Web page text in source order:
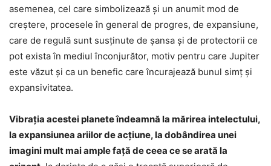
asemenea, cel care simbolizează și un anumit mod de
creștere, procesele în general de progres, de expansiune,
care de regulă sunt susținute de șansa și de protectorii ce
pot exista în mediul înconjurător, motiv pentru care Jupiter
este văzut și ca un benefic care încurajează bunul simț și
expansivitatea.
Vibrația acestei planete îndeamnă la mărirea intelectului,
la expansiunea ariilor de acțiune, la dobândirea unei
imagini mult mai ample față de ceea ce se arată la